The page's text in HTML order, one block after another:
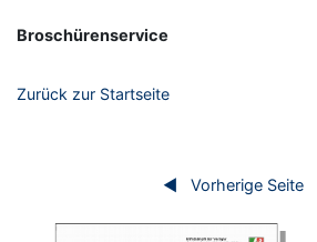
Broschürenservice
Zurück zur Startseite
Vorherige Seite